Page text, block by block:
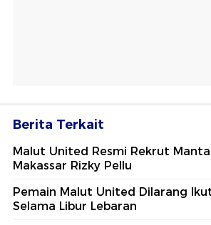
Berita Terkait
Malut United Resmi Rekrut
Makassar Rizky Pellu
Pemain Malut United Dilarang
Selama Libur Lebaran